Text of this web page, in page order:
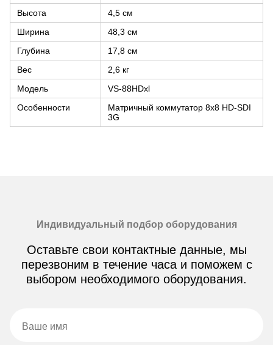
Высота
4,5 см
Ширина
48,3 см
Глубина
17,8 см
Вес
2,6 кг
Модель
VS-88HDxl
Особенности
Матричный коммутатор 8х8 HD-SDI
3G
Индивидуальный подбор оборудования
Оставьте свои контактные данные, мы
перезвоним в течение часа и поможем с
выбором необходимого оборудования.